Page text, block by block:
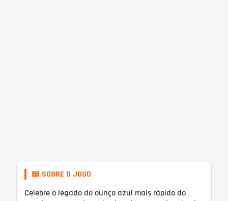
📖 SOBRE O JOGO
Celebre o legado do ouriço azul mais rápido do